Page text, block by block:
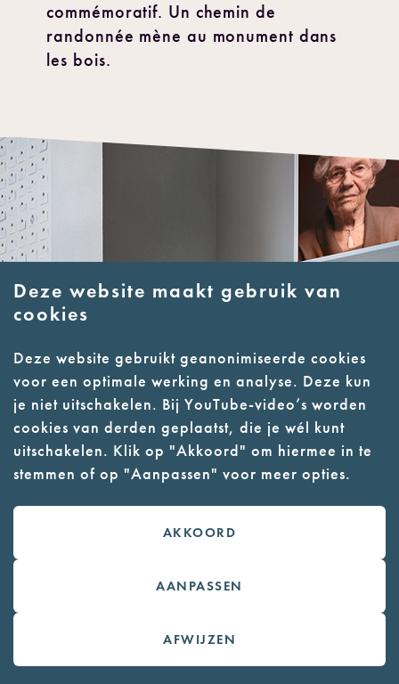
commémoratif. Un chemin de
randonnée mène au monument dans
les bois.
Lorsque vous retournez dans le
Deze website maakt gebruik van
cookies
Deze website gebruikt geanonimiseerde cookies
voor een optimale werking en analyse. Deze kun
je niet uitschakelen. Bij YouTube-video’s worden
cookies van derden geplaatst, die je wél kunt
uitschakelen. Klik op "Akkoord" om hiermee in te
stemmen of op "Aanpassen" voor meer opties.
AKKOORD
AANPASSEN
AFWIJZEN